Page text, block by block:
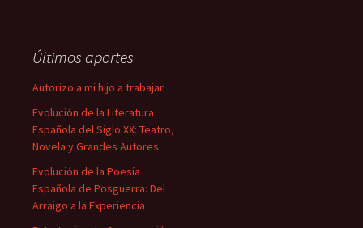
Últimos aportes
Autorizo a mi hijo a trabajar
Evolución de la Literatura
Española del Siglo XX: Teatro,
Novela y Grandes Autores
Evolución de la Poesía
Española de Posguerra: Del
Arraigo a la Experiencia